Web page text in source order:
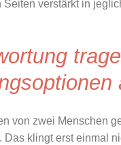
Seiten verstärkt in
von zwei Menschen
Das klingt erst einmal